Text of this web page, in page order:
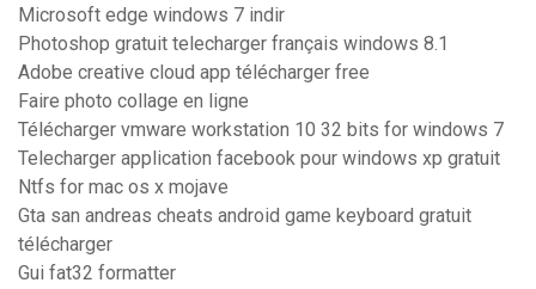
Microsoft edge windows 7 indir
Photoshop gratuit telecharger français windows 8.1
Adobe creative cloud app télécharger free
Faire photo collage en ligne
Télécharger vmware workstation 10 32 bits for windows 7
Telecharger application facebook pour windows xp gratuit
Ntfs for mac os x mojave
Gta san andreas cheats android game keyboard gratuit
télécharger
Gui fat32 formatter